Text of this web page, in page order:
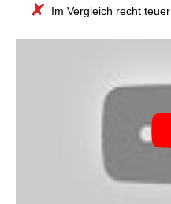
Im Vergleich recht teuer